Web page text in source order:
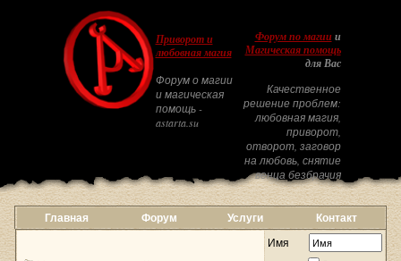
Приворот и
любовная магия
Форум о магии
и магическая
помощь -
astarta.su
Форум по магиии
Магическая помощь
для Вас
Качественное
решение проблем:
любовная магия,
приворот,
отворот, заговор
на любовь, снятие
венца безбрачия
Главная Форум Услуги Контакт
Имя